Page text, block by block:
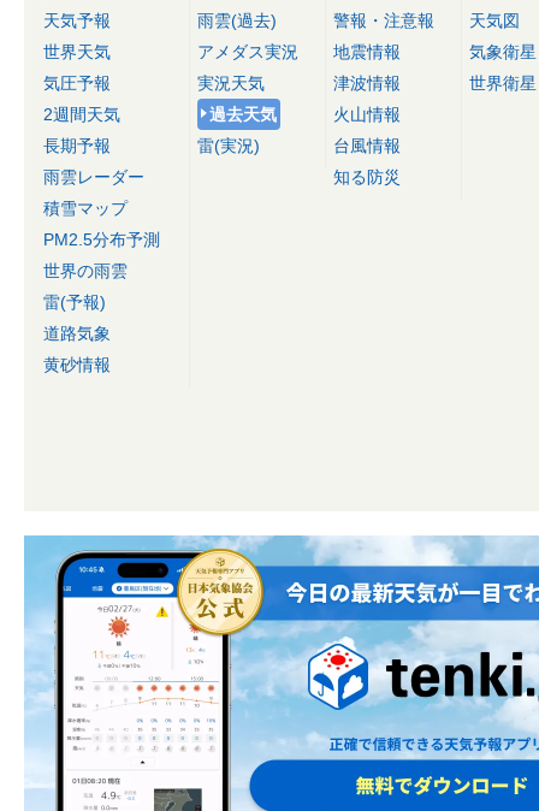
天気予報
世界天気
気圧予報
2週間天気
長期予報
雨雲レーダー
積雪マップ
PM2.5分布予測
世界の雨雲
雷(予報)
道路気象
黄砂情報
雨雲(過去)
アメダス実況
実況天気
過去天気
雷(実況)
警報・注意報
地震情報
津波情報
火山情報
台風情報
知る防災
天気図
気象衛星
世界衛星